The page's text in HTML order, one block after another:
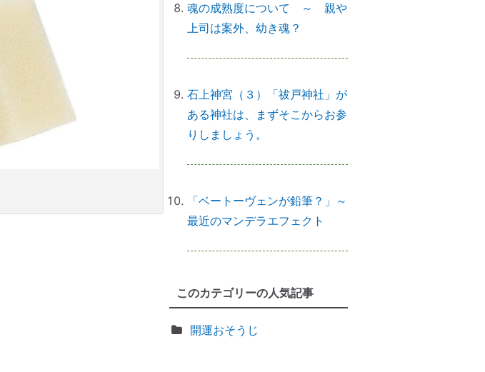
「日本の神社」と「エジプトの神
殿」の共通点
スマホのない暮らし
引き寄せ難民のあなたへ｜その前
前世を教えてもらったら｜書き換
誰でもできる｜薬の浄化方法
魂の成熟度について ～ 親や
上司は案外、幼き魂？
石上神宮（３）「祓戸神社」が
ある神社は、まずそこからお参
りしましょう。
「ベートーヴェンが鉛筆？」～
最近のマンデラエフェクト
このカテゴリーの人気記事
開運おそうじ